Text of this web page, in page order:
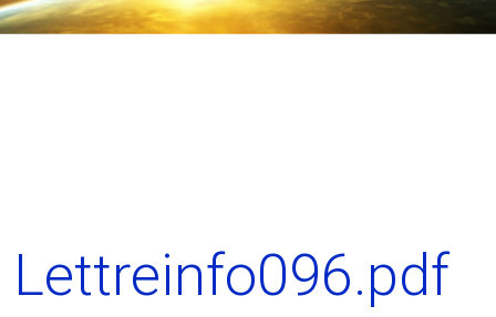
Lettreinfo096.pdf